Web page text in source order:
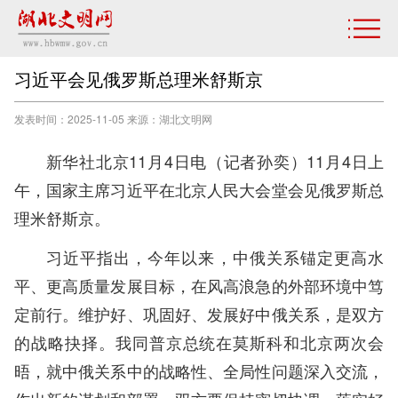
习近平会见俄罗斯总理米舒斯京
发表时间：2025-11-05 来源：湖北文明网
新华社北京11月4日电（记者孙奕）11月4日上
午，国家主席习近平在北京人民大会堂会见俄罗斯总
理米舒斯京。
习近平指出，今年以来，中俄关系锚定更高水
平、更高质量发展目标，在风高浪急的外部环境中笃
定前行。维护好、巩固好、发展好中俄关系，是双方
的战略抉择。我同普京总统在莫斯科和北京两次会
晤，就中俄关系中的战略性、全局性问题深入交流，